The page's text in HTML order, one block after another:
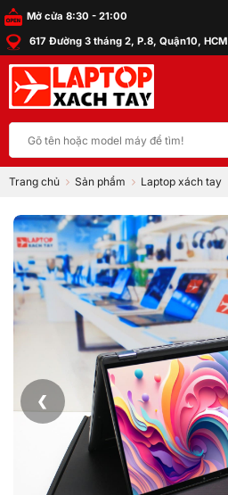
Bỏ
qua
nội
dung
Mở cửa 8:30 - 21:00
617 Đường 3 tháng 2, P.8, Quận10, HCM
kiếm:
Trang chủ Sản phẩm Laptop xách tay
❮